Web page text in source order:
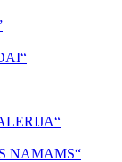
NAMAMS“